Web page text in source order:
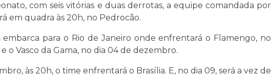
com seis vitórias e duas derrotas, a equipe comandada por
em quadra às 20h, no Pedrocão.
embarca para o Rio de Janeiro onde enfrentará o Flamengo, no
o Vasco da Gama, no dia 04 de dezembro.
às 20h, o time enfrentará o Brasília. E, no dia 09, será a vez de